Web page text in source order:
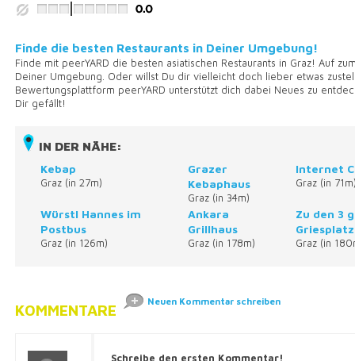
Finde die besten Restaurants in Deiner Umgebung!
Finde mit peerYARD die besten asiatischen Restaurants in Graz! Auf
Deiner Umgebung. Oder willst Du dir vielleicht doch lieber etwas
Bewertungsplattform peerYARD unterstützt dich dabei Neues zu
Dir gefällt!
IN DER NÄHE:
Kebap
Graz (in 27m)
Grazer
Kebaphaus
Graz (in 34m)
Internet
Graz (in
Würstl Hannes im
Postbus
Graz (in 126m)
Ankara
Grillhaus
Graz (in 178m)
Zu den 3
Griesplatz
Graz (in
KOMMENTARE Neuen Kommentar schreiben
Schreibe den ersten Kommentar!